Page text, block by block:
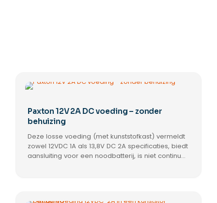
Paxton 12V 2A DC voeding – zonder
behuizing
Deze losse voeding (met kunststofkast) vermeldt
zowel 12VDC 1A als 13,8V DC 2A specificaties, biedt
aansluiting voor een noodbatterij, is niet continu